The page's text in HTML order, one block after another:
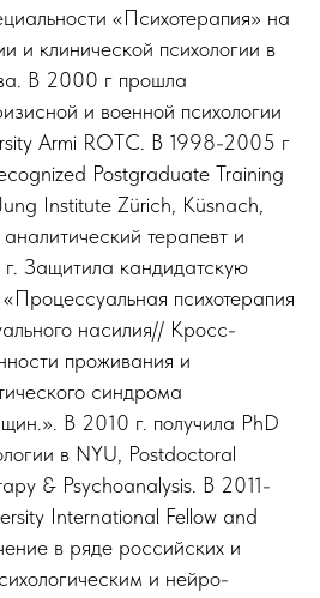
«Психотерапия» на
и клинической психологии в
В 2000 г прошла
и военной психологии
Armi ROTC. В 1998-2005 г
Postgraduate Training
Institute Zürich, Küsnach,
терапевт и
Защитила кандидатскую
психотерапия
насилия// Кросс-
проживания и
синдрома
В 2010 г. получила PhD
в NYU, Postdoctoral
& Psychoanalysis. В 2011-
International Fellow and
в ряде российских и
и нейро-